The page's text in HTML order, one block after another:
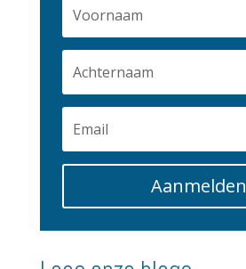
Aanmelden